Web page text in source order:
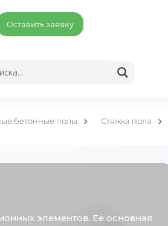
Оставить заявку
бетонные полы Стяжка пола
элементов. Её основная